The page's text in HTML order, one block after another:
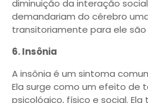
diminuição da interação
demandariam do cérebro
transitoriamente para ele são
6. Insônia
A insônia é um sintoma
Ela surge como um efeito de
psicológico, físico e social.